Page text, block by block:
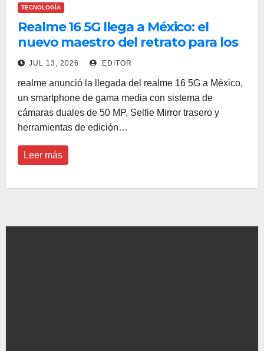
TECNOLOGÍA
Realme 16 5G llega a México: el
nuevo maestro del retrato para los
amantes de la fotografía y los
JUL 13, 2026 EDITOR
realme anunció la llegada del realme 16 5G a México,
un smartphone de gama media con sistema de
cámaras duales de 50 MP, Selfie Mirror trasero y
herramientas de edición…
Leer más